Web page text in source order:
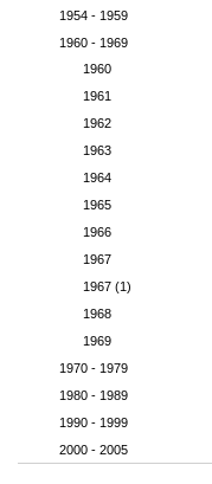
1954 - 1959
1960 - 1969
1960
1961
1962
1963
1964
1965
1966
1967
1967 (1)
1968
1969
1970 - 1979
1980 - 1989
1990 - 1999
2000 - 2005